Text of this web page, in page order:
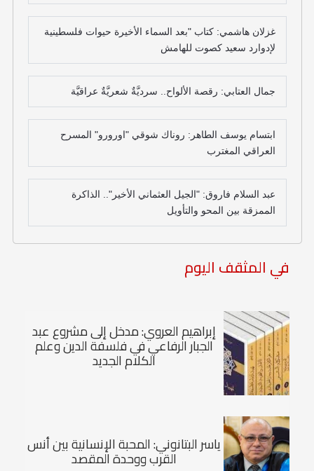
غزلان هاشمي: كتاب "بعد السماء الأخيرة حيوات فلسطينية
لإدوارد سعيد كصوت للهامش
جمال العتابي: رقصة الألواح.. سرديَّةٌ شعريَّةٌ عراقيَّة
ابتسام يوسف الطاهر: روناك شوقي "اورورو" المسرح
العراقي المغترب
عبد السلام فاروق: "الجيل العثماني الأخير".. الذاكرة
الممزقة بين المحو والتأويل
في المثقف اليوم
إبراهيم العروي: مدخل إلى مشروع عبد
الجبار الرفاعي في فلسفة الدين وعلم
الكلام الجديد
ياسر البتانوني: المحبة الإنسانية بين أنس
القرب ووحدة المقصد